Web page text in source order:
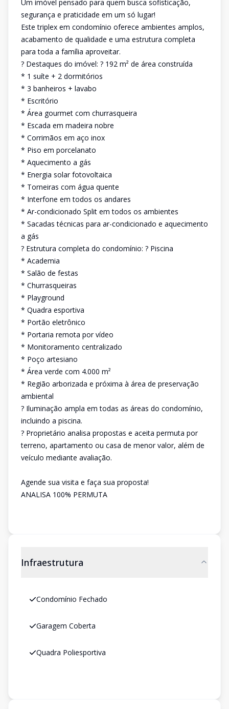
Um imóvel pensado para quem busca sofisticação,
segurança e praticidade em um só lugar!
Este triplex em condomínio oferece ambientes amplos,
acabamento de qualidade e uma estrutura completa
para toda a família aproveitar.
? Destaques do imóvel: ? 192 m² de área construída
* 1 suíte + 2 dormitórios
* 3 banheiros + lavabo
* Escritório
* Área gourmet com churrasqueira
* Escada em madeira nobre
* Corrimãos em aço inox
* Piso em porcelanato
* Aquecimento a gás
* Energia solar fotovoltaica
* Torneiras com água quente
* Interfone em todos os andares
* Ar-condicionado Split em todos os ambientes
* Sacadas técnicas para ar-condicionado e aquecimento
a gás
? Estrutura completa do condomínio: ? Piscina
* Academia
* Salão de festas
* Churrasqueiras
* Playground
* Quadra esportiva
* Portão eletrônico
* Portaria remota por vídeo
* Monitoramento centralizado
* Poço artesiano
* Área verde com 4.000 m²
* Região arborizada e próxima à área de preservação
ambiental
? Iluminação ampla em todas as áreas do condomínio,
incluindo a piscina.
? Proprietário analisa propostas e aceita permuta por
terreno, apartamento ou casa de menor valor, além de
veículo mediante avaliação.
Agende sua visita e faça sua proposta!
ANALISA 100% PERMUTA
Infraestrutura
Condomínio Fechado
Garagem Coberta
Quadra Poliesportiva